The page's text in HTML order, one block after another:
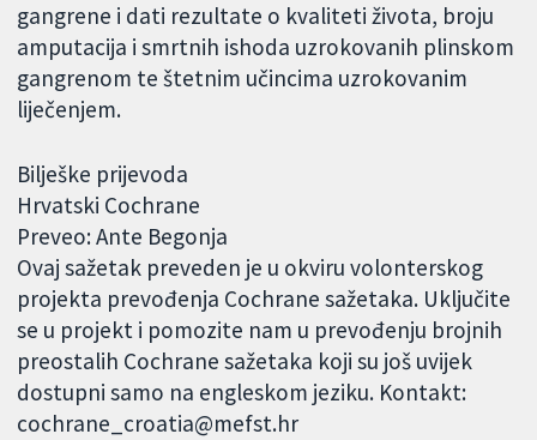
gangrene i dati rezultate o kvaliteti života, broju
amputacija i smrtnih ishoda uzrokovanih plinskom
gangrenom te štetnim učincima uzrokovanim
liječenjem.
Bilješke prijevoda
Hrvatski Cochrane
Preveo: Ante Begonja
Ovaj sažetak preveden je u okviru volonterskog
projekta prevođenja Cochrane sažetaka. Uključite
se u projekt i pomozite nam u prevođenju brojnih
preostalih Cochrane sažetaka koji su još uvijek
dostupni samo na engleskom jeziku. Kontakt:
cochrane_croatia@mefst.hr